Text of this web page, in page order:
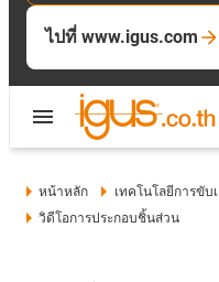
ไปที่ www.igus.com
หน้าหลัก
เทคโนโลยีการขับ
วิดีโอการประกอบชิ้นส่วน